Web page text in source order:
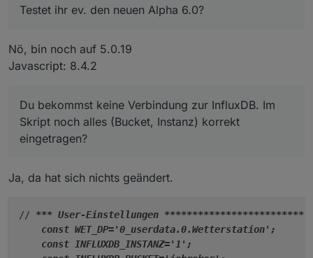
array with no initial value"
Ok, jetzt kam gerade
läuft alles.
Testet ihr ev. den neuen Alpha 6.0?
Nö, bin noch auf 5.0.19
Javascript: 8.4.2
Du bekommst keine Verbindung zur InfluxDB. Im
Skript noch alles (Bucket, Instanz) korrekt
eingetragen?
Ja, da hat sich nichts geändert.
// *** User-Einstellungen ************************
    const WET
_DP='0_ userdata.0.Wetterstation';
    const INFLUXDB_
INSTANZ='1';